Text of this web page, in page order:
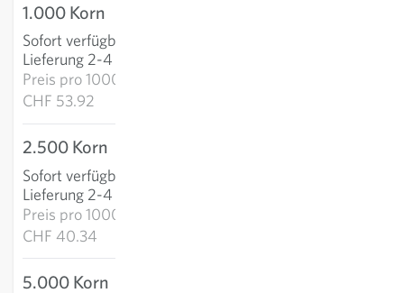
1.000 Korn
Sofort verfügbar
Lieferung 2-4 Tage
Preis pro1000k:
CHF 53.92
2.500 Korn
Sofort verfügbar
Lieferung 2-4 Tage
Preis pro1000k:
CHF 40.34
5.000 Korn